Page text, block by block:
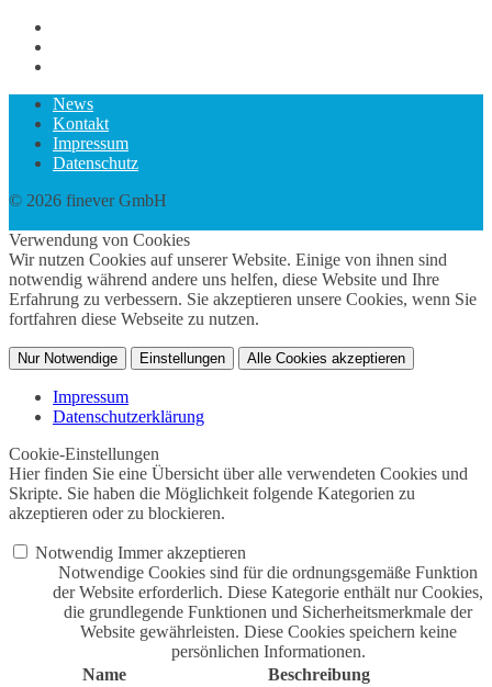
News
Kontakt
Impressum
Datenschutz
© 2026 finever GmbH
Verwendung von Cookies
Wir nutzen Cookies auf unserer Website. Einige von ihnen sind
notwendig während andere uns helfen, diese Website und Ihre
Erfahrung zu verbessern. Sie akzeptieren unsere Cookies, wenn Sie
fortfahren diese Webseite zu nutzen.
Nur Notwendige Einstellungen Alle Cookies akzeptieren
Impressum
Datenschutzerklärung
Cookie-Einstellungen
Hier finden Sie eine Übersicht über alle verwendeten Cookies und
Skripte. Sie haben die Möglichkeit folgende Kategorien zu
akzeptieren oder zu blockieren.
Notwendig Immer akzeptieren
Notwendige Cookies sind für die ordnungsgemäße Funktion
der Website erforderlich. Diese Kategorie enthält nur Cookies,
die grundlegende Funktionen und Sicherheitsmerkmale der
Website gewährleisten. Diese Cookies speichern keine
persönlichen Informationen.
Name
Beschreibung